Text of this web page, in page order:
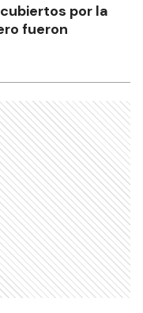
por la
fueron